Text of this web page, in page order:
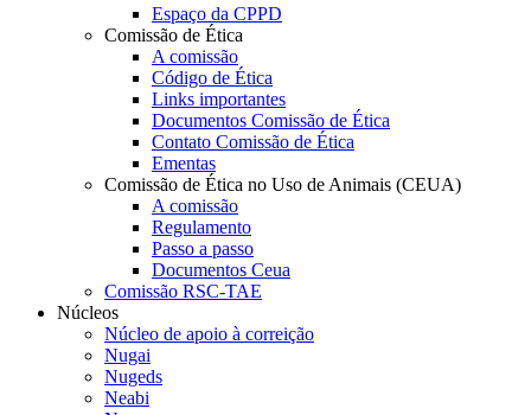
Espaço da CPPD
Comissão de Ética
A comissão
Código de Ética
Links importantes
Documentos Comissão de Ética
Contato Comissão de Ética
Ementas
Comissão de Ética no Uso de Animais (CEUA)
A comissão
Regulamento
Passo a passo
Documentos Ceua
Comissão RSC-TAE
Núcleos
Núcleo de apoio à correição
Nugai
Nugeds
Neabi